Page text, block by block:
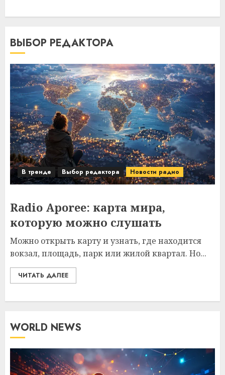
ВЫБОР РЕДАКТОРА
В тренде Выбор редактора Новости радио
Radio Aporee: карта мира,
которую можно слушать
Можно открыть карту и узнать, где находится
вокзал, площадь, парк или жилой квартал. Но...
ЧИТАТЬ ДАЛЕЕ
WORLD NEWS